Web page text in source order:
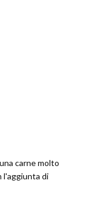
carne molto
l'aggiunta di